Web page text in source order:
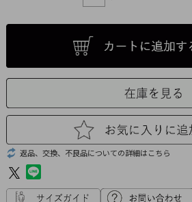
返品、交換、不良品についての詳細はこちら